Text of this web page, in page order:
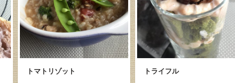
トマトリゾット トライフル